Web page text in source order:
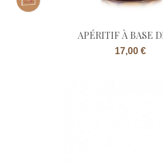
APÉRITIF À BASE
Prix
17,00 €